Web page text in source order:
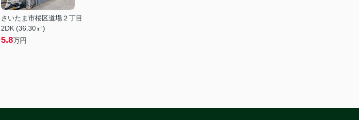
さいたま市桜区道場２丁目
2DK (36.30㎡)
5.8万円